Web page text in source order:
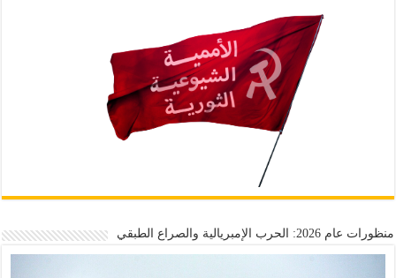
منظورات عام 2026: الحرب الإمبريالية والصراع الطبقي